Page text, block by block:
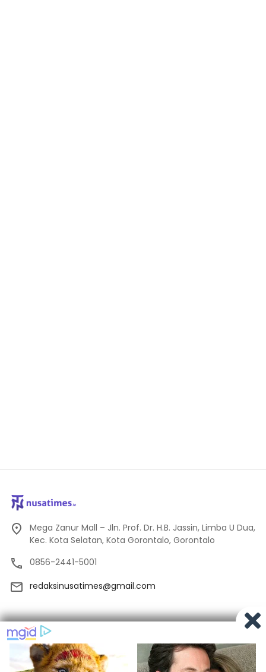
Mega Zanur Mall – Jln. Prof. Dr. H.B. Jassin, Limba U Dua,
Kec. Kota Selatan, Kota Gorontalo, Gorontalo
0856-2441-5001
redaksinusatimes@gmail.com